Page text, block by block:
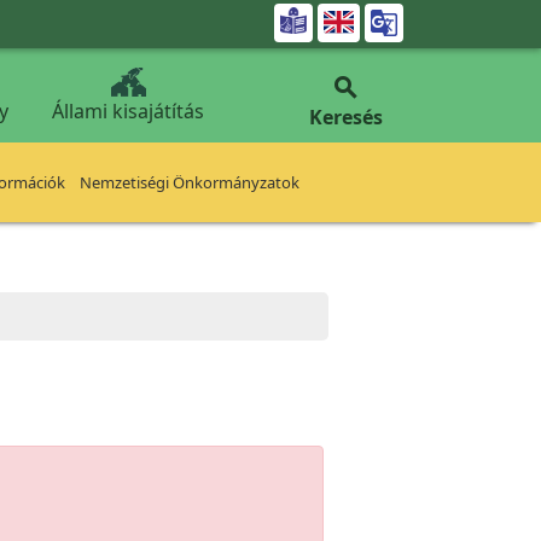

Állami kisajátítás

Keresés
Nemzetiségi Önkormányzatok